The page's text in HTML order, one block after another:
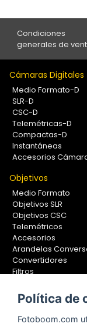
Condiciones
generales de
Cámaras Digitales
Medio Formato-D
SLR-D
CSC-D
Telemétricas-D
Compactas-D
Instantáneas
Accesorios
Objetivos
Medio Formato
Objetivos SLR
Objetivos CSC
Telemétricos
Accesorios
Arandelas
Convertidores
Filtros
Calibradores
Soportes
Política de
Fotoboom.com